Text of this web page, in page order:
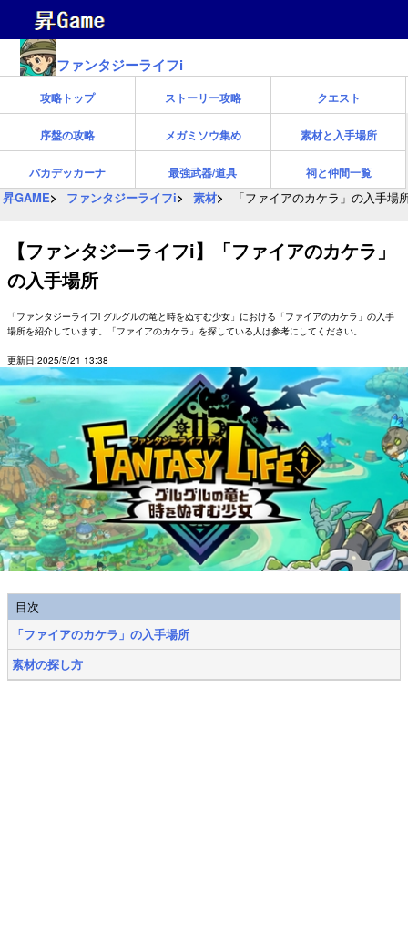
ファンタジーライフi
攻略トップ ストーリー攻略 クエスト
序盤の攻略 メガミソウ集め 素材と入手場所
バカデッカーナ 最強武器/道具 祠と仲間一覧
昇GAME ファンタジーライフi 素材 「ファイアのカケラ」の入手場
【ファンタジーライフi】「ファイアのカケラ」
の入手場所
「ファンタジーライフi グルグルの竜と時をぬすむ少女」における「ファイアのカケラ」の入手
場所を紹介しています。「ファイアのカケラ」を探している人は参考にしてください。
更新日:2025/5/21 13:38
目次
「ファイアのカケラ」の入手場所
素材の探し方